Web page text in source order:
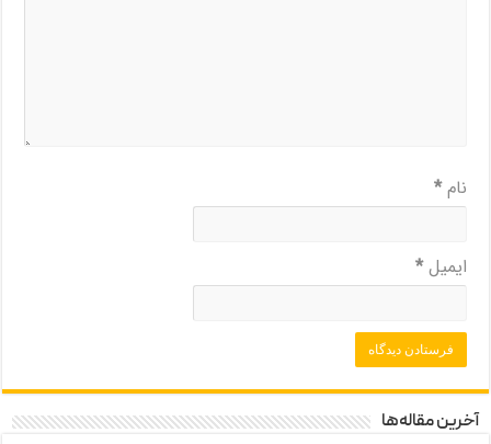
نام*
ایمیل*
آخرین مقاله‌ها